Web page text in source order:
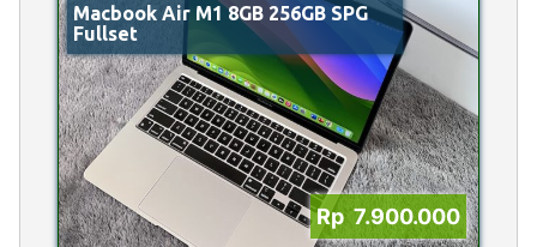
Macbook Air M1 8GB 256GB SPG
Fullset
Rp 7.900.000